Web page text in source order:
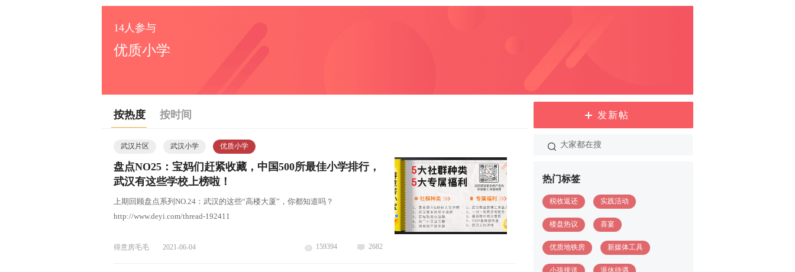
14人参与
优质小学
按热度 按时间
武汉片区 武汉小学 优质小学
盘点NO25：宝妈们赶紧收藏，中国500所最佳小学排行，
武汉有这些学校上榜啦！
上期回顾盘点系列NO.24：武汉的这些“高楼大厦”，你都知道吗？
http://www.deyi.com/thread-192411
得意房毛毛 2021-06-04 159394 2682
发新帖
热门标签
税收返还 实践活动
楼盘热议 喜宴
优质地铁房 新媒体工具
小孩接送 退休待遇